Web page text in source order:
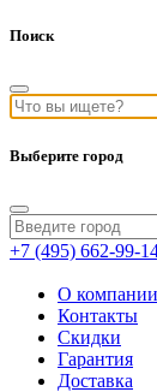
Поиск
Выберите город
+7 (495) 662-99-
О компании
Контакты
Скидки
Гарантия
Доставка